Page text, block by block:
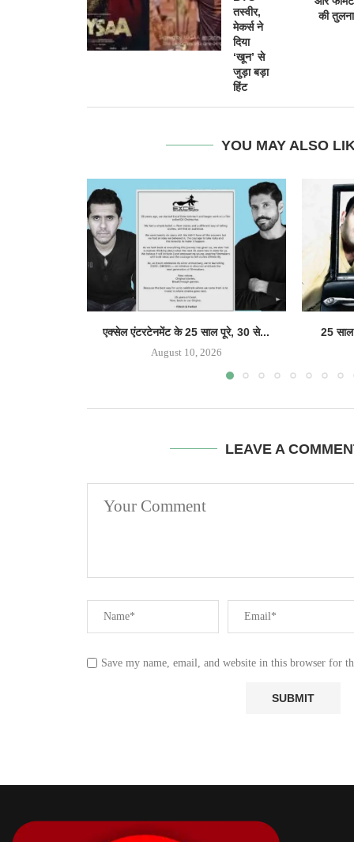
तस्वीर,
मेकर्स ने
दिया
‘खून’ से
जुड़ा बड़ा
हिंट
की तुलना
YOU MAY ALSO
एक्सेल एंटरटेनमेंट के 25 साल पूरे, 30 से...
August 10, 2026
25 साल
LEAVE A
Save my name, email, and website in this browser for